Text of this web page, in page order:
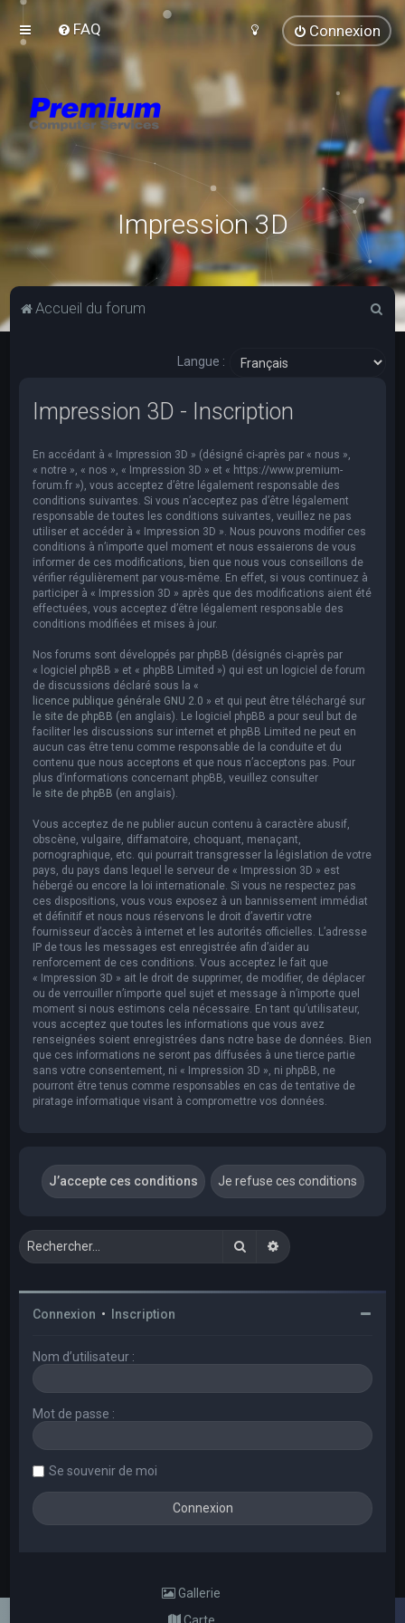
FAQ Connexion
Impression 3D
Accueil du forum
Langue :
Impression 3D - Inscription
En accédant à « Impression 3D » (désigné ci-après par « nous »,
« notre », « nos », « Impression 3D » et « https://www.premium-
forum.fr »), vous acceptez d’être légalement responsable des
conditions suivantes. Si vous n’acceptez pas d’être légalement
responsable de toutes les conditions suivantes, veuillez ne pas
utiliser et accéder à « Impression 3D ». Nous pouvons modifier ces
conditions à n’importe quel moment et nous essaierons de vous
informer de ces modifications, bien que nous vous conseillons de
vérifier régulièrement par vous-même. En effet, si vous continuez à
participer à « Impression 3D » après que des modifications aient été
effectuées, vous acceptez d’être légalement responsable des
conditions modifiées et mises à jour.
Nos forums sont développés par phpBB (désignés ci-après par
« logiciel phpBB » et « phpBB Limited ») qui est un logiciel de forum
de discussions déclaré sous la «
licence publique générale GNU 2.0 » et qui peut être téléchargé sur
le site de phpBB (en anglais). Le logiciel phpBB a pour seul but de
faciliter les discussions sur internet et phpBB Limited ne peut en
aucun cas être tenu comme responsable de la conduite et du
contenu que nous acceptons et que nous n’acceptons pas. Pour
plus d’informations concernant phpBB, veuillez consulter
le site de phpBB (en anglais).
Vous acceptez de ne publier aucun contenu à caractère abusif,
obscène, vulgaire, diffamatoire, choquant, menaçant,
pornographique, etc. qui pourrait transgresser la législation de votre
pays, du pays dans lequel le serveur de « Impression 3D » est
hébergé ou encore la loi internationale. Si vous ne respectez pas
ces dispositions, vous vous exposez à un bannissement immédiat
et définitif et nous nous réservons le droit d’avertir votre
fournisseur d’accès à internet et les autorités officielles. L’adresse
IP de tous les messages est enregistrée afin d’aider au
renforcement de ces conditions. Vous acceptez le fait que
« Impression 3D » ait le droit de supprimer, de modifier, de déplacer
ou de verrouiller n’importe quel sujet et message à n’importe quel
moment si nous estimons cela nécessaire. En tant qu’utilisateur,
vous acceptez que toutes les informations que vous avez
renseignées soient enregistrées dans notre base de données. Bien
que ces informations ne seront pas diffusées à une tierce partie
sans votre consentement, ni « Impression 3D », ni phpBB, ne
pourront être tenus comme responsables en cas de tentative de
piratage informatique visant à compromettre vos données.
RechercherRecherche avancée
Connexion • Inscription
Nom d’utilisateur :
Mot de passe :
Se souvenir de moi
Gallerie
Carte